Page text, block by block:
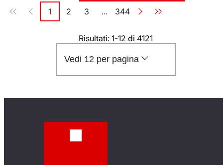
Paginazione
Pagina
1 Pagina
2 Pagina
3 ... Pagina
344
Risultati: 1-12 di 4121
Vedi 12 per pagina